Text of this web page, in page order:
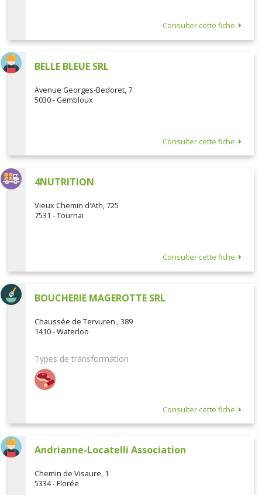
Consulter cette fiche
BELLE BLEUE SRL
Avenue Georges-Bedoret, 7
5030 - Gembloux
Consulter cette fiche
4NUTRITION
Vieux Chemin d'Ath, 725
7531 - Tournai
Consulter cette fiche
BOUCHERIE MAGEROTTE SRL
Chaussée de Tervuren , 389
1410 - Waterloo
Types de transformation
Consulter cette fiche
Andrianne-Locatelli Association
Chemin de Visaure, 1
5334 - Florée